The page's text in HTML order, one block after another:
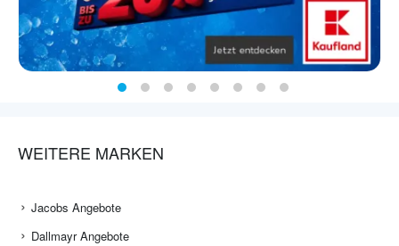
WEITERE MARKEN
Jacobs Angebote
Dallmayr Angebote